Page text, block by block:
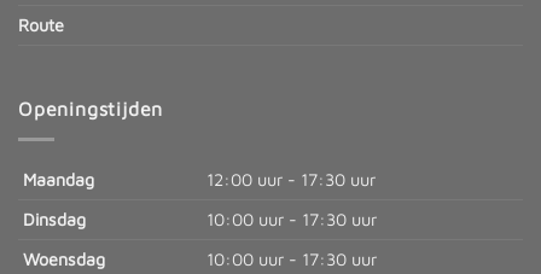
Route
Openingstijden
Maandag
12:00 uur - 17:30 uur
Dinsdag
10:00 uur - 17:30 uur
Woensdag
10:00 uur - 17:30 uur